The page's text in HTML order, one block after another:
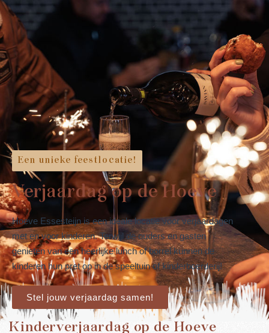
Offerte
Een unieke feestlocatie!
Verjaardag op de Hoeve
Hoeve Essesteijn is een ideale locatie voor verjaardagen
met en voor kinderen. Terwijl de ouders en gasten
genieten van een heerlijke lunch of borrel kunnen de
kinderen hun pret op in de speeltuin of kinderboerderij!
Stel jouw verjaardag samen!
Kinderverjaardag op de Hoeve